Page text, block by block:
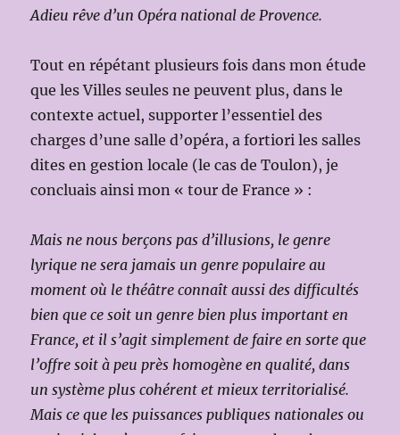
Adieu rêve d’un Opéra national de Provence.
Tout en répétant plusieurs fois dans mon étude
que les Villes seules ne peuvent plus, dans le
contexte actuel, supporter l’essentiel des
charges d’une salle d’opéra, a fortiori les salles
dites en gestion locale (le cas de Toulon), je
concluais ainsi mon « tour de France » :
Mais ne nous berçons pas d’illusions, le genre
lyrique ne sera jamais un genre populaire au
moment où le théâtre connaît aussi des difficultés
bien que ce soit un genre bien plus important en
France, et il s’agit simplement de faire en sorte que
l’offre soit à peu près homogène en qualité, dans
un système plus cohérent et mieux territorialisé.
Mais ce que les puissances publiques nationales ou